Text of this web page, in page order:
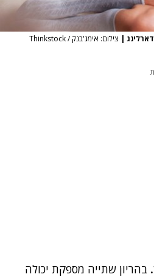
| צילום: אימג'בנק / Thinkstock
. בהריון שתייה מספקת יכולה